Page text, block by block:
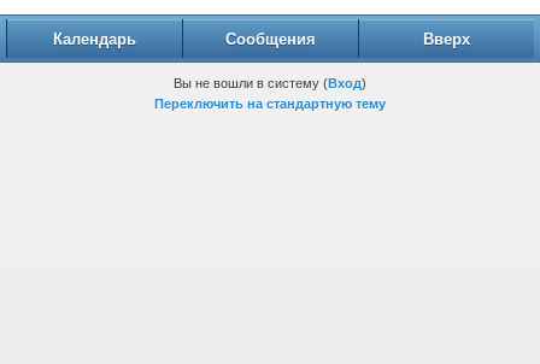
Календарь Сообщения Вверх
Вы не вошли в систему (Вход)
Переключить на стандартную тему